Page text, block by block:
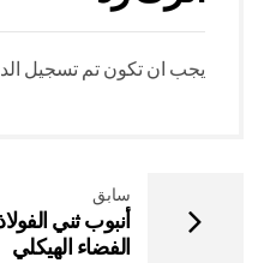
يجب ان تكونتم تسجيل
سابق
أنبوب ثني
الفضاء الهيكلي